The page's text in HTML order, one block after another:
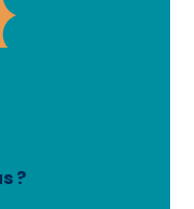
?